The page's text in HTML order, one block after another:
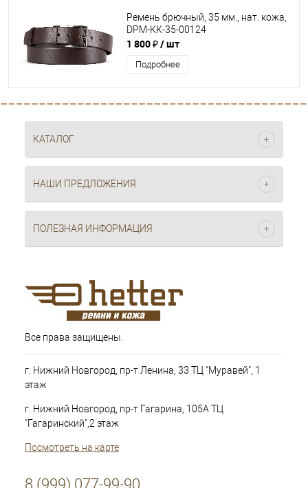
Ремень брючный, 35 мм., нат. кожа,
DРМ-КК-35-00124
1 800 ₽/ шт
Подробнее
КАТАЛОГ
НАШИ ПРЕДЛОЖЕНИЯ
ПОЛЕЗНАЯ ИНФОРМАЦИЯ
Все права защищены.
г. Нижний Новгород, пр-т Ленина, 33 ТЦ "Муравей", 1
этаж
г. Нижний Новгород, пр-т Гагарина, 105А ТЦ
"Гагаринский",2 этаж
Посмотреть на карте
8 (999) 077-99-90